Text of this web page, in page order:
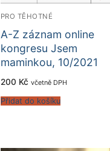
PRO TĚHOTNÉ
A-Z záznam online
kongresu Jsem
maminkou, 10/2021
200 Kč včetně DPH
Přidat do košíku